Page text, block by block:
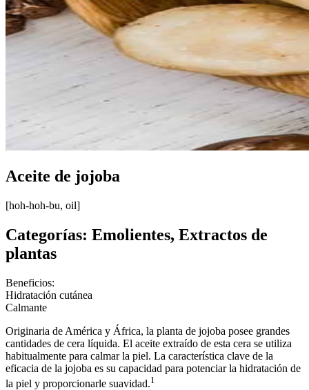
Aceite de jojoba
[hoh-hoh-bu, oil]
Categorías: Emolientes, Extractos de
plantas
Beneficios:
Hidratación cutánea
Calmante
Originaria de América y África, la planta de jojoba posee grandes
cantidades de cera líquida. El aceite extraído de esta cera se utiliza
habitualmente para calmar la piel. La característica clave de la
eficacia de la jojoba es su capacidad para potenciar la hidratación de
la piel y proporcionarle suavidad.1